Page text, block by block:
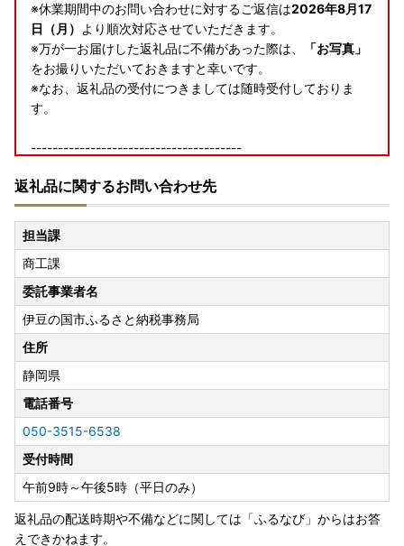
※休業期間中のお問い合わせに対するご返信は2026年8月17
日（月） より順次対応させていただきます。
※万が一お届けした返礼品に不備があった際は、
「お写真」
をお撮りいただいておきますと幸いです。
※なお、返礼品の受付につきましては随時受付しておりま
す。
---------------------------------------
【令和8年熊本地震の影響に伴う返礼品のお届けについて】
現在、熊本地震の影響により、各配送事業者でお荷物のお届
けに遅れが発生しており、交通規制や道路状況等の影響によ
り、返礼品のお届けが遅れる場合がございます。
配送状況の詳細は各社HPをご確認ください。
寄附者の皆様にはご不便、ご迷惑をおかけし誠に申し訳ござ
いませんが、何卒ご理解賜りますようお願い申し上げます。
---------------------------------------
▼お礼の品の発送について
決済確認後、順次発送しますが、お品によっては発送までに
時間を要するものや、生産可能な季節等がある場合がござい
ます。また人気の品などは、発送をお待ちいただく場合がご
ざいますので、あらかじめご了承ください。
返礼品に関するお問い合わせ先
担当課
商工課
委託事業者名
伊豆の国市ふるさと納税事務局
住所
静岡県
電話番号
050-3515-6538
受付時間
午前9時～午後5時（平日のみ）
返礼品の配送時期や不備などに関しては「ふるなび」からはお答
えできかねます。